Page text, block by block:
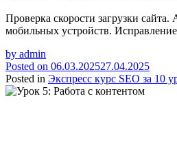
Проверка скорости загрузки сайта.
мобильных устройств.
by admin
Posted on 06.03.202527.04.2025
Posted in Экспресс курс SEO за 10